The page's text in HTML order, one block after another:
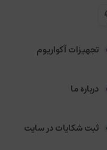
تجهیزات آکواریوم
درباره ما
ثبت شکایات در سایت